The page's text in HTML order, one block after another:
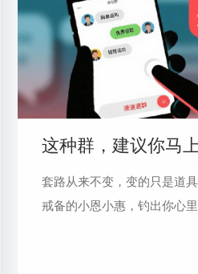
这种群，建议你马
套路从来不变，变的只是道
戒备的小恩小惠，钓出你心里